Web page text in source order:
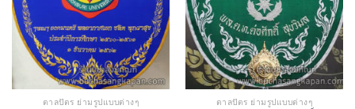
ตาลปัตร ย่ามรูปแบบต่างๆ ตาลปัตร ย่ามรูปแบบต่างๆ